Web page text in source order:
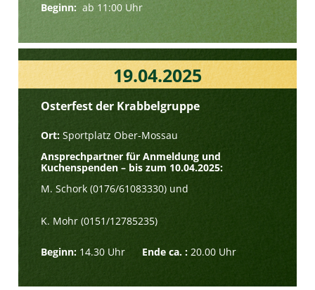
Beginn:ab 11:00 Uhr
19.04.2025
Osterfest der Krabbelgruppe
Ort:Sportplatz Ober-Mossau
Ansprechpartner für Anmeldung und
Kuchenspenden – bis zum 10.04.2025:
M. Schork (0176/61083330) und
K. Mohr (0151/12785235)
Beginn: 14.30 Uhr Ende ca. : 20.00 Uhr